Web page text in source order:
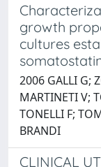
growth
cultures
2006 GALLI G;
MARTINETI V;
TONELLI F;
BRANDI
CLINICAL